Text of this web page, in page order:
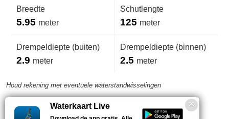
Breedte
5.95 meter
Schutlengte
125 meter
Drempeldiepte (buiten)
2.9 meter
Drempeldiepte (binnen)
2.5 meter
Houd rekening met eventuele waterstandwisselingen
Marifoonkanaal
Telefoonnummer
Waterkaart Live